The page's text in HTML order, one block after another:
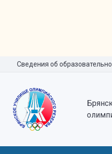
Сведения об